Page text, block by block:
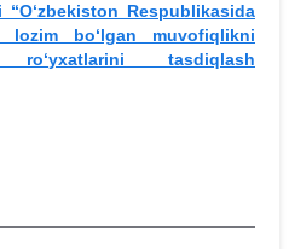
Respublikasida
lozim bo‘lgan muvofiqlikni
tasdiqlash